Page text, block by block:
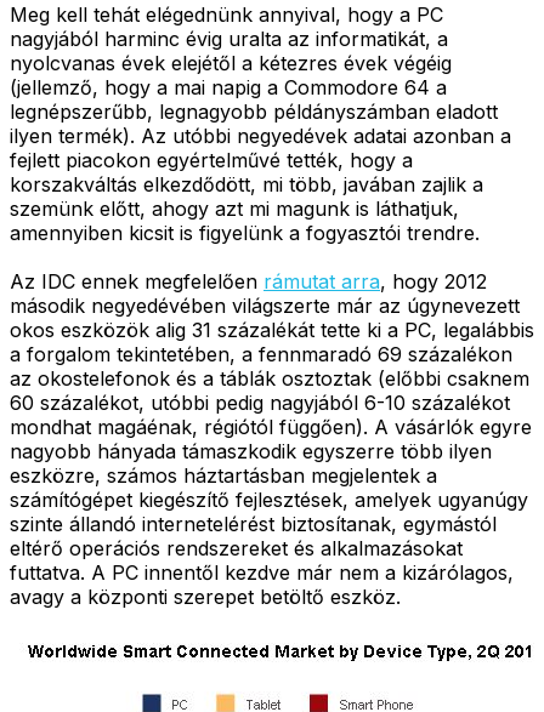
Meg kell tehát elégednünk annyival, hogy a PC
nagyjából harminc évig uralta az informatikát, a
nyolcvanas évek elejétől a kétezres évek végéig
(jellemző, hogy a mai napig a Commodore 64 a
legnépszerűbb, legnagyobb példányszámban eladott
ilyen termék). Az utóbbi negyedévek adatai azonban a
fejlett piacokon egyértelművé tették, hogy a
korszakváltás elkezdődött, mi több, javában zajlik a
szemünk előtt, ahogy azt mi magunk is láthatjuk,
amennyiben kicsit is figyelünk a fogyasztói trendre.
Az IDC ennek megfelelően rámutat arra, hogy 2012
második negyedévében világszerte már az úgynevezett
okos eszközök alig 31 százalékát tette ki a PC, legalábbis
a forgalom tekintetében, a fennmaradó 69 százalékon
az okostelefonok és a táblák osztoztak (előbbi csaknem
60 százalékot, utóbbi pedig nagyjából 6-10 százalékot
mondhat magáénak, régiótól függően). A vásárlók egyre
nagyobb hányada támaszkodik egyszerre több ilyen
eszközre, számos háztartásban megjelentek a
számítógépet kiegészítő fejlesztések, amelyek ugyanúgy
szinte állandó internetelérést biztosítanak, egymástól
eltérő operációs rendszereket és alkalmazásokat
futtatva. A PC innentől kezdve már nem a kizárólagos,
avagy a központi szerepet betöltő eszköz.